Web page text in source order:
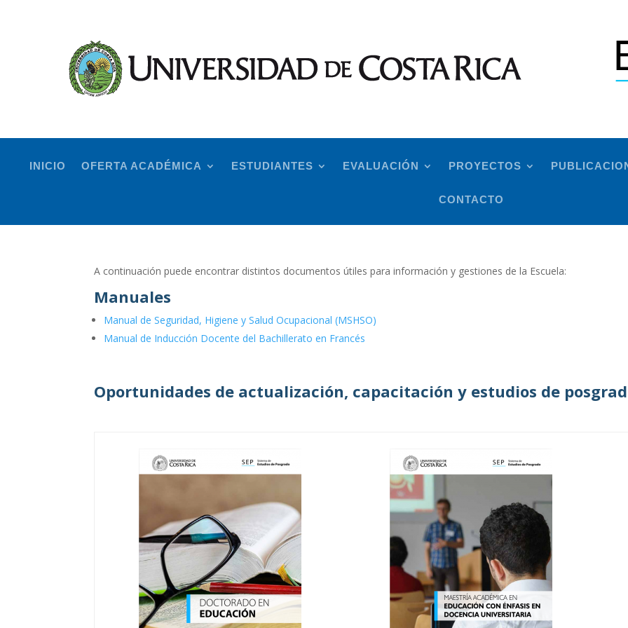
INICIO OFERTA ACADÉMICA ESTUDIANTES EVALUACIÓN PROYECTOS
CONTACTO
A continuación puede encontrar distintos documentos útiles para información y gestiones de la Escuela:
Manuales
Manual de Seguridad, Higiene y Salud Ocupacional (MSHSO)
Manual de Inducción Docente del Bachillerato en Francés
Oportunidades de actualización, capacitación y estudios de